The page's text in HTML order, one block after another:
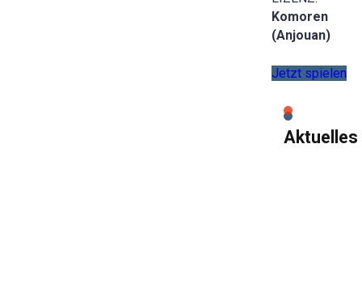
Komoren
(Anjouan)
Jetzt spielen
Aktuelles